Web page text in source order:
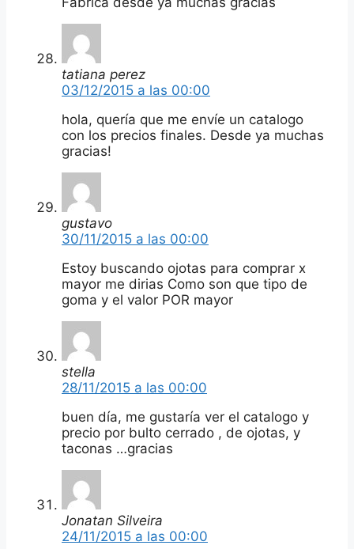
tatiana perez
03/12/2015 a las 00:00
hola, quería que me envíe un catalogo
con los precios finales. Desde ya muchas
gracias!
gustavo
30/11/2015 a las 00:00
Estoy buscando ojotas para comprar x
mayor me dirias Como son que tipo de
goma y el valor POR mayor
stella
28/11/2015 a las 00:00
buen día, me gustaría ver el catalogo y
precio por bulto cerrado , de ojotas, y
taconas …gracias
Jonatan Silveira
24/11/2015 a las 00:00